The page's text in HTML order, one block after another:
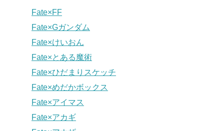
Fate×FF
Fate×Gガンダム
Fate×けいおん
Fate×とある魔術
Fate×ひだまりスケッチ
Fate×めだかボックス
Fate×アイマス
Fate×アカギ